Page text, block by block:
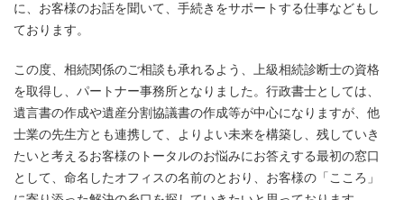
に、お客様のお話を聞いて、手続きをサポートする仕事などもし
ております。
この度、相続関係のご相談も承れるよう、上級相続診断士の資格
を取得し、パートナー事務所となりました。行政書士としては、
遺言書の作成や遺産分割協議書の作成等が中心になりますが、他
士業の先生方とも連携して、よりよい未来を構築し、残していき
たいと考えるお客様のトータルのお悩みにお答えする最初の窓口
として、命名したオフィスの名前のとおり、お客様の「こころ」